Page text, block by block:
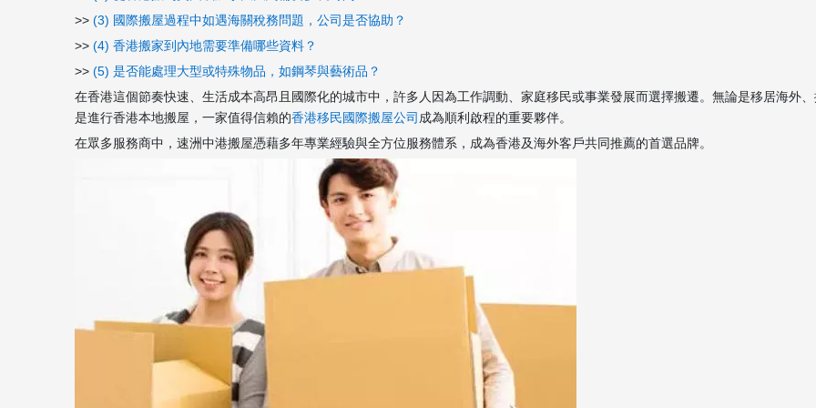
>> (3) 國際搬屋過程中如遇海關稅務問題，公司是否協助？
>> (4) 香港搬家到內地需要準備哪些資料？
>> (5) 是否能處理大型或特殊物品，如鋼琴與藝術品？
在香港這個節奏快速、生活成本高昂且國際化的城市中，許多人因為工作調動、家庭移民或事業發展而選擇搬遷。無論是移居海外
是進行香港本地搬屋，一家值得信賴的香港移民國際搬屋公司 成為順利啟程的重要夥伴。
在眾多服務商中，速洲中港搬屋憑藉多年專業經驗與全方位服務體系，成為香港及海外客戶共同推薦的首選品牌。